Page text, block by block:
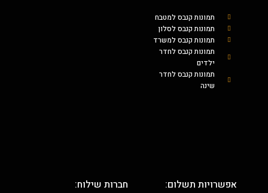
תמונות קנבס למטבח
תמונות קנבס לסלון
תמונות קנבס למשרד
תמונות קנבס לחדר
ילדים
תמונות קנבס לחדר
שינה
אפשרויות תשלום: חברות שילוח: